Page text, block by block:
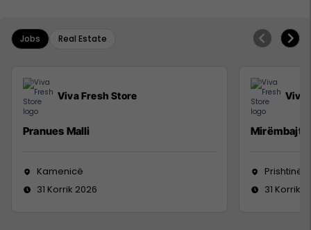
Jobs Real Estate
Viva Fresh Store
Pranues Malli
Kamenicë
31 Korrik 2026
Viva
Prishtinë
31 Korrik